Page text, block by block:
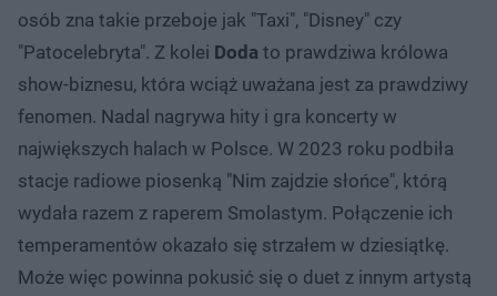
osób zna takie przeboje jak "Taxi", "Disney" czy
"Patocelebryta". Z kolei Doda to prawdziwa królowa
show-biznesu, która wciąż uważana jest za prawdziwy
fenomen. Nadal nagrywa hity i gra koncerty w
największych halach w Polsce. W 2023 roku podbiła
stacje radiowe piosenką "Nim zajdzie słońce", którą
wydała razem z raperem Smolastym. Połączenie ich
temperamentów okazało się strzałem w dziesiątkę.
Może więc powinna pokusić się o duet z innym artystą